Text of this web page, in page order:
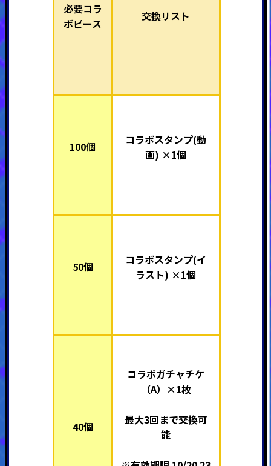
必要コラ
ボピース
交換リスト
100個
コラボスタンプ(動
画) ×1個
50個
コラボスタンプ(イ
ラスト) ×1個
40個
コラボガチャチケ
（A）×1枚
最大3回まで交換可
能